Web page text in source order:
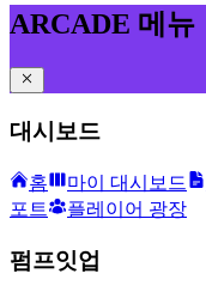
ARCADE 메뉴
대시보드
홈 마이 대시보드
포트
플레이어 광장
펌프잇업